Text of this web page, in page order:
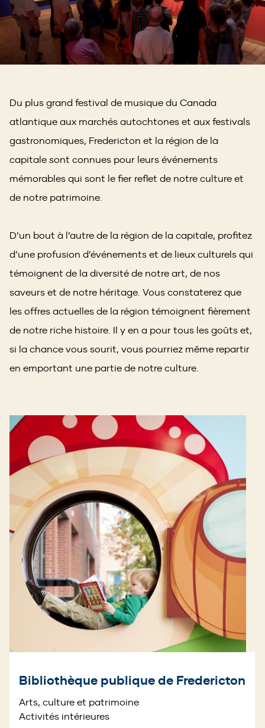
Du plus grand festival de musique du Canada
atlantique aux marchés autochtones et aux festivals
gastronomiques, Fredericton et la région de la
capitale sont connues pour leurs événements
mémorables qui sont le fier reflet de notre culture et
de notre patrimoine.
D’un bout à l’autre de la région de la capitale, profitez
d’une profusion d’événements et de lieux culturels qui
témoignent de la diversité de notre art, de nos
saveurs et de notre héritage. Vous constaterez que
les offres actuelles de la région témoignent fièrement
de notre riche histoire. Il y en a pour tous les goûts et,
si la chance vous sourit, vous pourriez même repartir
en emportant une partie de notre culture.
Bibliothèque publique de Fredericton
Arts, culture et patrimoine
Activités intérieures